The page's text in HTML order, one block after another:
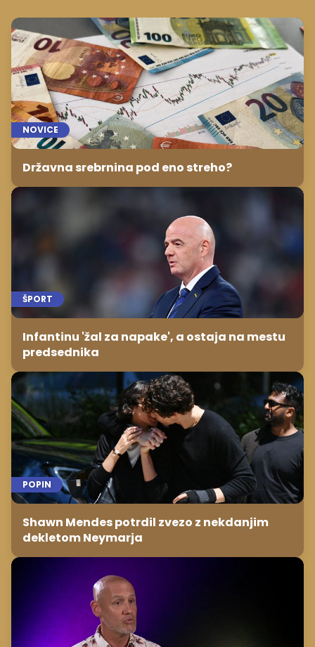
NOVICE
Državna srebrnina pod eno streho?
ŠPORT
Infantinu 'žal za napake', a ostaja na mestu
predsednika
POPIN
Shawn Mendes potrdil zvezo z nekdanjim
dekletom Neymarja